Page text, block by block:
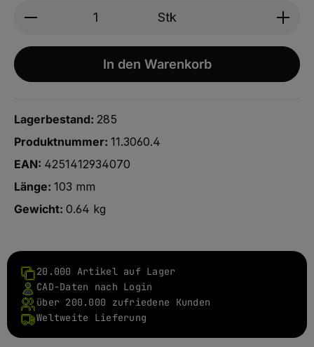
Produkt Anzahl: Gib den
Stk
In den Warenkorb
Lagerbestand: 285
Produktnummer: 11.3060.4
EAN: 4251412934070
Länge: 103 mm
Gewicht: 0.64 kg
20.000 Artikel auf Lager
CAD-Daten nach Login
über 200.000 zufriedene Kunden
Weltweite Lieferung